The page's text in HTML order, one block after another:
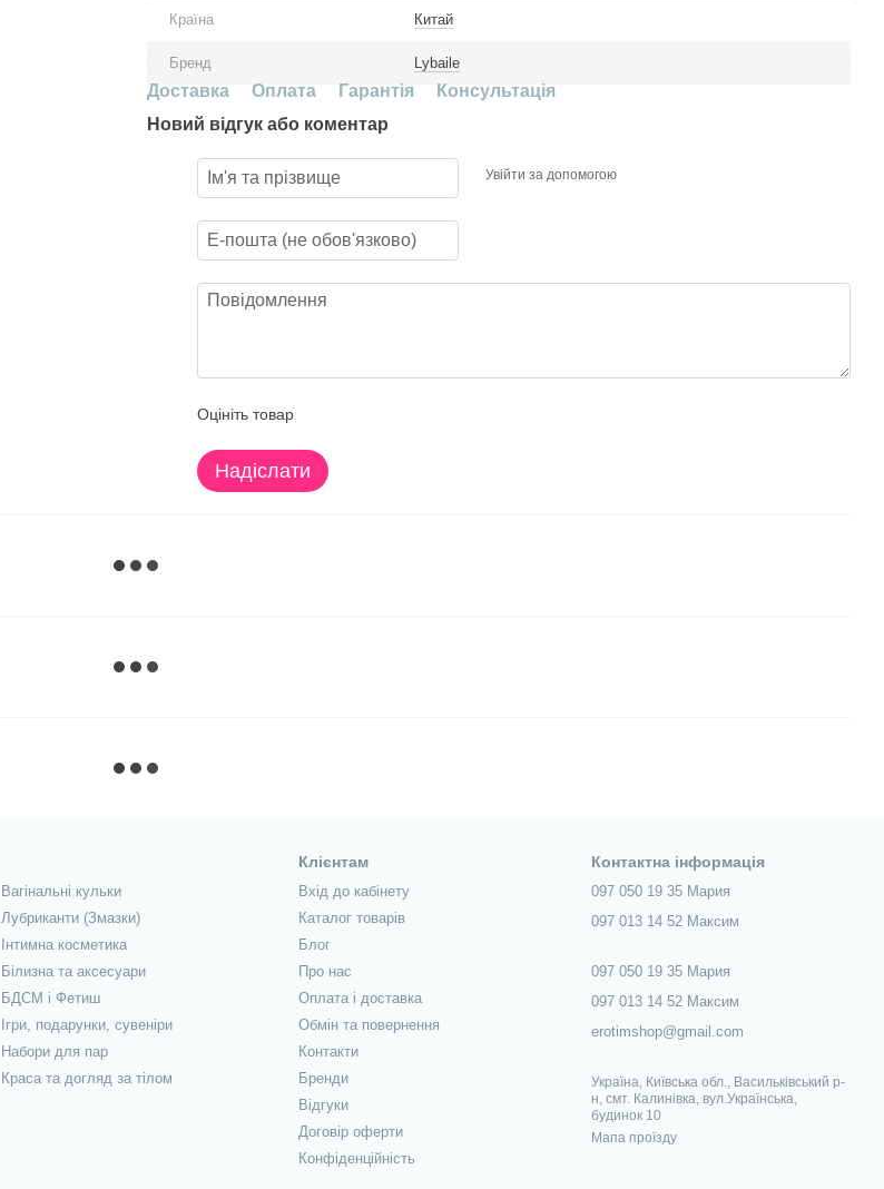
Країна Китай
Бренд Lybaile
Доставка Оплата Гарантія
Консультація
Новий відгук або коментар
Увійти за допомогою
Оцініть товар
Надіслати
Вагінальні кульки
Лубриканти (Змазки)
Інтимна косметика
Білизна та аксесуари
БДСМ і Фетиш
Ігри, подарунки, сувеніри
Набори для пар
Краса та догляд за тілом
Клієнтам
Вхід до кабінету
Каталог товарів
Блог
Про нас
Оплата і доставка
Обмін та повернення
Контакти
Бренди
Відгуки
Договір оферти
Конфіденційність
Контактна інформація
097 050 19 35 Мария
097 013 14 52 Максим
097 050 19 35 Мария
097 013 14 52 Максим
erotimshop@gmail.com
Україна, Київська обл., Васильківський р-
н, смт. Калинівка, вул.Українська,
будинок 10
Мапа проїзду